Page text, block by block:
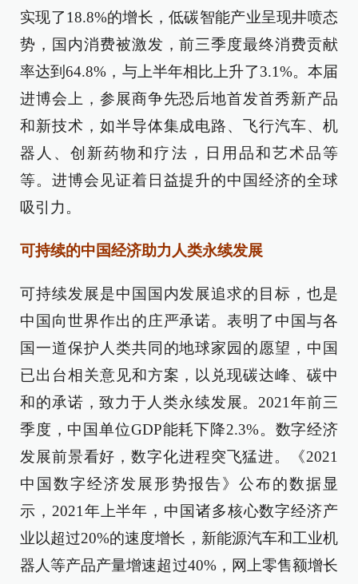
实现了18.8%的增长，低碳智能产业呈现井喷态
势，国内消费被激发，前三季度最终消费贡献
率达到64.8%，与上半年相比上升了3.1%。本届
进博会上，参展商争先恐后地首发首秀新产品
和新技术，如半导体集成电路、飞行汽车、机
器人、创新药物和疗法，日用品和艺术品等
等。进博会见证着日益提升的中国经济的全球
吸引力。
可持续的中国经济助力人类永续发展
可持续发展是中国国内发展追求的目标，也是
中国向世界作出的庄严承诺。表明了中国与各
国一道保护人类共同的地球家园的愿望，中国
已出台相关意见和方案，以兑现碳达峰、碳中
和的承诺，致力于人类永续发展。2021年前三
季度，中国单位GDP能耗下降2.3%。数字经济
发展前景看好，数字化进程突飞猛进。《2021
中国数字经济发展形势报告》公布的数据显
示，2021年上半年，中国诸多核心数字经济产
业以超过20%的速度增长，新能源汽车和工业机
器人等产品产量增速超过40%，网上零售额增长